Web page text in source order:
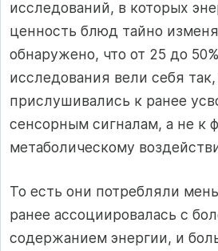
исследований, в которых
ценность блюд тайно
обнаружено, что от 25 до
исследования вели себя
прислушивались к ранее
сенсорным сигналам, а не к
метаболическому
То есть они потребляли
ранее ассоциировалась с
содержанием энергии, и